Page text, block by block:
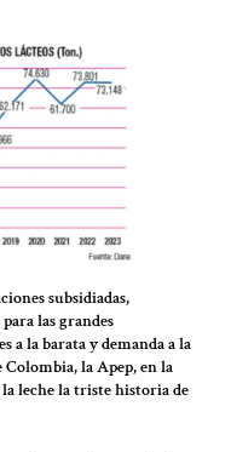
subsidiadas,
las grandes
a la barata y demanda a la
Colombia, la Apep, en la
leche la triste historia de